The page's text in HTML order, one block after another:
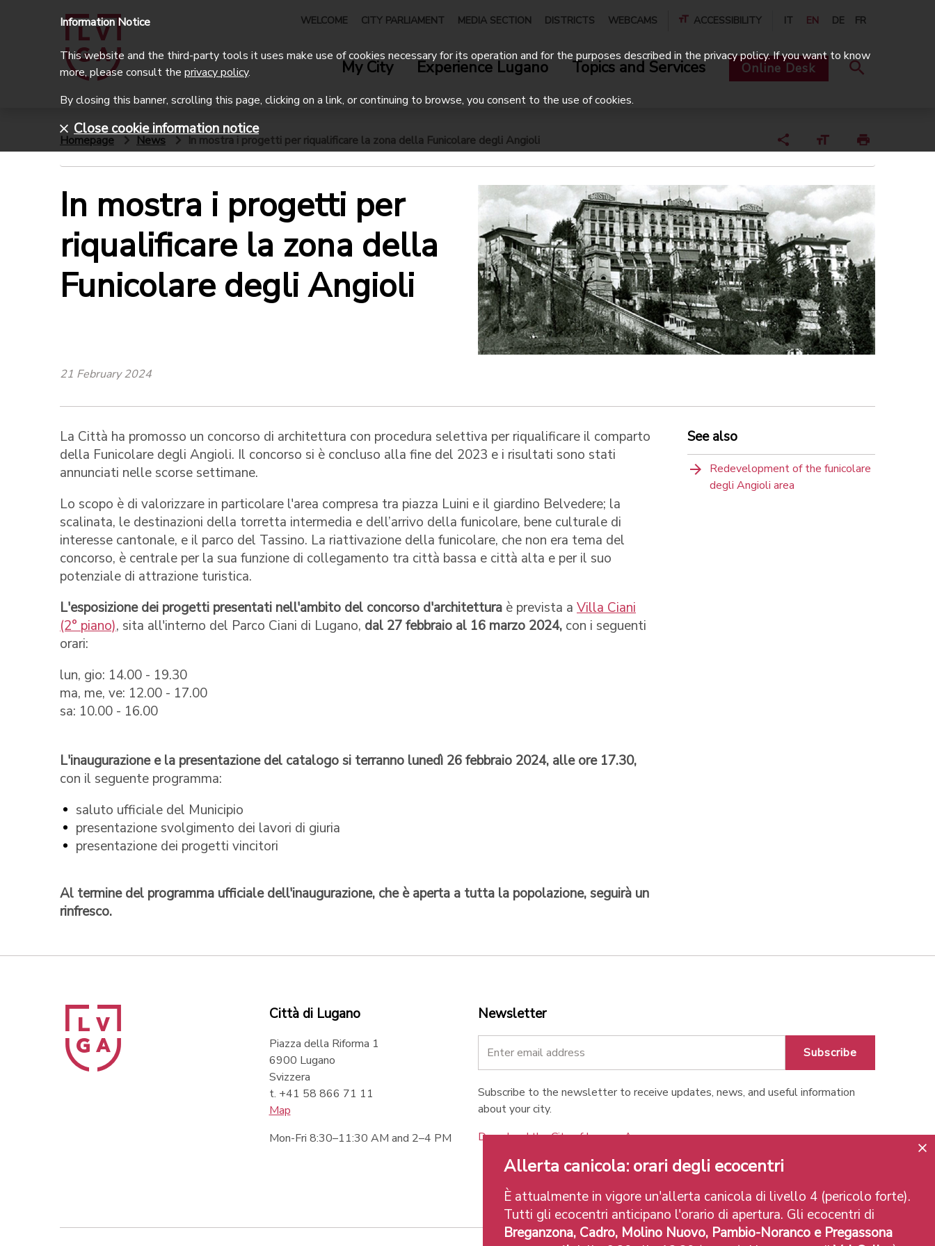
WELCOME CITY PARLIAMENT MEDIA SECTION DISTRICTS WEBCAMS ACCESSIBILITY IT EN DE FR
My City Experience Lugano Topics and Services Online Desk
Homepage News In mostra i progetti per riqualificare la zona della Funicolare degli Angioli
In mostra i progetti per
riqualificare la zona della
Funicolare degli Angioli
21 February 2024
La Città ha promosso un concorso di architettura con procedura selettiva per riqualificare il comparto
della Funicolare degli Angioli. Il concorso si è concluso alla fine del 2023 e i risultati sono stati
annunciati nelle scorse settimane.
Lo scopo è di valorizzare in particolare l'area compresa tra piazza Luini e il giardino Belvedere; la
scalinata, le destinazioni della torretta intermedia e dell’arrivo della funicolare, bene culturale di
interesse cantonale, e il parco del Tassino. La riattivazione della funicolare, che non era tema del
concorso, è centrale per la sua funzione di collegamento tra città bassa e città alta e per il suo
potenziale di attrazione turistica.
L'esposizione dei progetti presentati nell'ambito del concorso d'architettura è prevista a Villa Ciani
(2° piano), sita all'interno del Parco Ciani di Lugano, dal 27 febbraio al 16 marzo 2024, con i seguenti
orari:
lun, gio: 14.00 - 19.30
ma, me, ve: 12.00 - 17.00
sa: 10.00 - 16.00
L'inaugurazione e la presentazione del catalogo si terranno lunedì 26 febbraio 2024, alle ore 17.30,
con il seguente programma:
saluto ufficiale del Municipio
presentazione svolgimento dei lavori di giuria
presentazione dei progetti vincitori
Al termine del programma ufficiale dell'inaugurazione, che è aperta a tutta la popolazione, seguirà un
rinfresco.
See also
Redevelopment of the funicolare
degli Angioli area
Città di Lugano
Piazza della Riforma 1
6900 Lugano
Svizzera
t. +41 58 866 71 11
Map
Mon-Fri 8:30–11:30 AM and 2–4 PM
Newsletter
Subscribe
Subscribe to the newsletter to receive updates, news, and useful information
about your city.
Download the City of Lugano Apps
Allerta canicola: orari degli ecocentri
È attualmente in vigore un'allerta canicola di livello 4 (pericolo forte).
Tutti gli ecocentri anticipano l'orario di apertura. Gli ecocentri di
Breganzona, Cadro, Molino Nuovo, Pambio-Noranco e Pregassona
Information Notice
This website and the third-party tools it uses make use of cookies necessary for its operation and for the purposes described in the privacy policy. If you want to know
more, please consult the privacy policy.
By closing this banner, scrolling this page, clicking on a link, or continuing to browse, you consent to the use of cookies.
Close cookie information notice